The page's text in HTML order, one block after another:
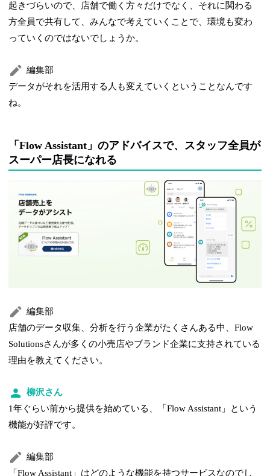
起きづらいので、店舗で働く方々だけでなく、それに関わる
方全員で共有して、みんなで考えていくことで、環境も変わ
っていくのではないでしょうか。
編集部
データがそれを活用する人も変えていくということなんです
ね。
「Flow Assistant」のアドバイスで、スタッフ全員が
スーパー店長になれる
編集部
店舗のデータ収集、分析を行う企業がたくさんある中、Flow
Solutionsさんが多くの小売店やブランド企業に支持されている
理由を教えてください。
柳沢さん
1年ぐらい前から提供を始めている、「Flow Assistant」という
機能が好評です。
編集部
「Flow Assistant」はどのような機能を持つサービスなのでし